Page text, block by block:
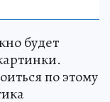
будет
по этому